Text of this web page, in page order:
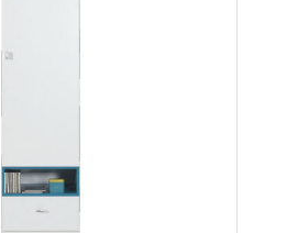
Więcej